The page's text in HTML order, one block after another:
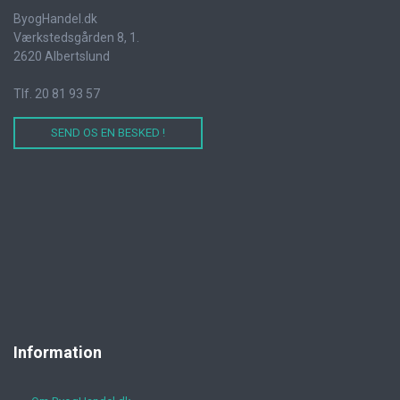
ByogHandel.dk
Værkstedsgården 8, 1.
2620 Albertslund
Tlf. 20 81 93 57
SEND OS EN BESKED !
Information